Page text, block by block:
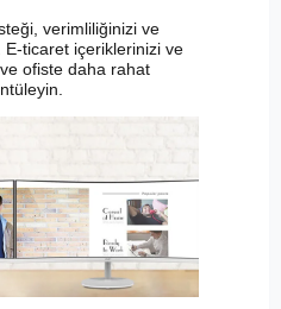
verimliliğinizi ve
E-ticaret içeriklerinizi ve
ofiste daha rahat